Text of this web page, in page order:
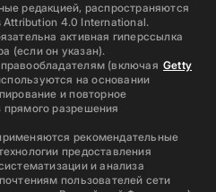
редакцией, распространяются
Attribution 4.0 International.
активная гиперссылка
(если он указан).
(включая Getty
на основании
и повторное
разрешения
рекомендательные
предоставления
и анализа
пользователей сети